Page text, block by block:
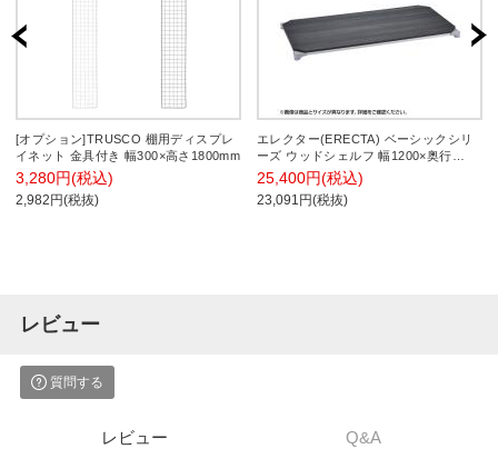
[オプション]TRUSCO 棚用ディスプレ
イネット 金具付き 幅300×高さ1800mm
3,280円(税込)
2,982円(税抜)
エレクター(ERECTA) ベーシックシリ
ーズ ウッドシェルフ 幅1200×奥行
450mm ブラックウッド シルバーフレ
ーム 天板用 B1848MBSD1
25,400円(税込)
23,091円(税抜)
レビュー
質問する
レビュー Q&A